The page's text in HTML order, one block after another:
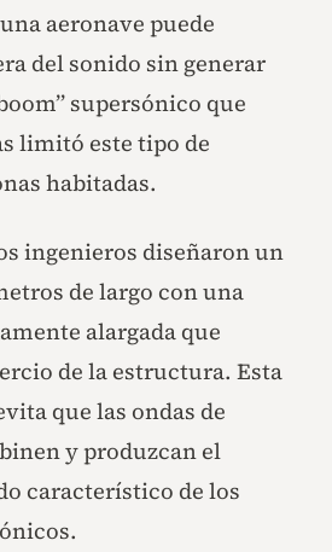
aeronave puede
del sonido sin generar
supersónico que
limitó este tipo de
habitadas.
ingenieros diseñaron un
de largo con una
alargada que
de la estructura. Esta
que las ondas de
y produzcan el
característico de los